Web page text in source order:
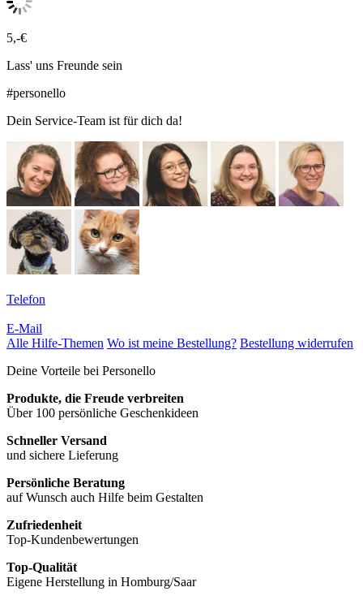
5,-€
Lass' uns Freunde sein
#personello
Dein Service-Team ist für dich da!
Telefon
E-Mail
Alle Hilfe-Themen Wo ist meine Bestellung? Bestellung widerrufen
Deine Vorteile bei Personello
Produkte, die Freude verbreiten
Über 100 persönliche Geschenkideen
Schneller Versand
und sichere Lieferung
Persönliche Beratung
auf Wunsch auch Hilfe beim Gestalten
Zufriedenheit
Top-Kundenbewertungen
Top-Qualität
Eigene Herstellung in Homburg/Saar